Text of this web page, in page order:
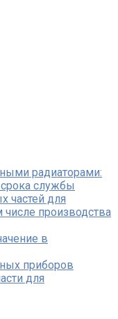
радиаторами:
службы
частей для
производства
в
приборов
для